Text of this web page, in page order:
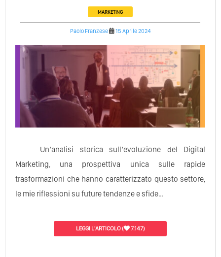
MARKETING
Paolo Franzese 15 Aprile 2024
Un’analisi storica sull’evoluzione del Digital
Marketing, una prospettiva unica sulle rapide
trasformazioni che hanno caratterizzato questo settore,
le mie riflessioni su future tendenze e sfide…
LEGGI L'ARTICOLO( 7.147)